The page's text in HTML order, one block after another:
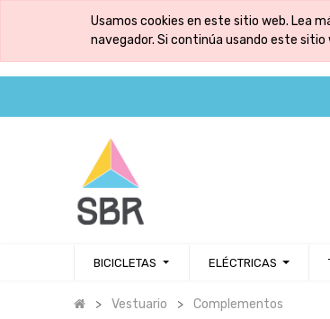
Usamos cookies en este sitio web. Lea
navegador. Si continúa usando este
BICICLETAS ELÉCTRICAS
Vestuario Complementos